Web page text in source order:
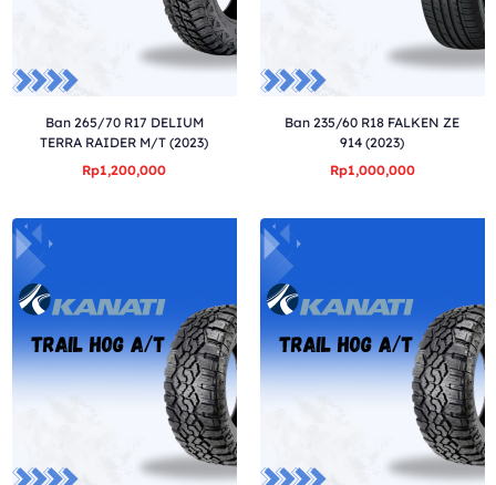
Ban 265/70 R17 DELIUM
TERRA RAIDER M/T (2023)
Rp1,200,000
Ban 235/60 R18 FALKEN ZE
914 (2023)
Rp1,000,000